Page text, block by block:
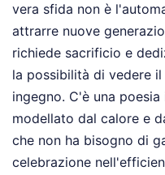
vera sfida non è
attrarre nuove
richiede sacrificio e
la possibilità di vedere
ingegno. C'è una
modellato dal calore e
che non ha bisogno di
celebrazione